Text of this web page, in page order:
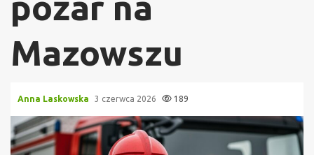
Mazowszu
Anna Laskowska 3 czerwca 2026 189